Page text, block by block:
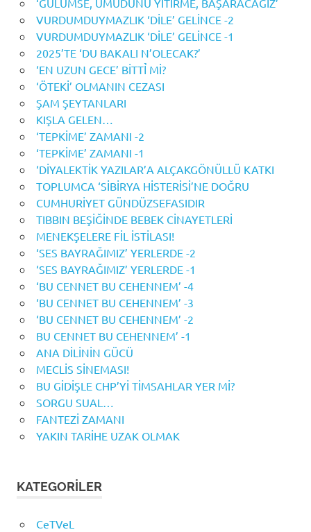
VURDUMDUYMAZLIK ‘DİLE’ GELİNCE -2
VURDUMDUYMAZLIK ‘DİLE’ GELİNCE -1
2025’TE ‘DU BAKALI N’OLECAK?’
‘EN UZUN GECE’ BİTTỈ Mİ?
‘ÖTEKİ’ OLMANIN CEZASI
ŞAM ŞEYTANLARI
KIŞLA GELEN…
‘TEPKİME’ ZAMANI -2
‘TEPKİME’ ZAMANI -1
‘DİYALEKTİK YAZILAR’A ALÇAKGÖNÜLLÜ KATKI
TOPLUMCA ‘SİBİRYA HİSTERİSİ’NE DOĞRU
CUMHURİYET GÜNDÜZSEFASIDIR
TIBBIN BEŞİĞİNDE BEBEK CİNAYETLERİ
MENEKŞELERE FİL İSTİLASI!
‘SES BAYRAĞIMIZ’ YERLERDE -2
‘SES BAYRAĞIMIZ’ YERLERDE -1
‘BU CENNET BU CEHENNEM’ -4
‘BU CENNET BU CEHENNEM’ -3
‘BU CENNET BU CEHENNEM’ -2
BU CENNET BU CEHENNEM’ -1
ANA DİLİNİN GÜCÜ
MECLİS SİNEMASI!
BU GİDİŞLE CHP’Yİ TİMSAHLAR YER Mİ?
SORGU SUAL…
FANTEZİ ZAMANI
YAKIN TARİHE UZAK OLMAK
KATEGORILER
CeTVeL